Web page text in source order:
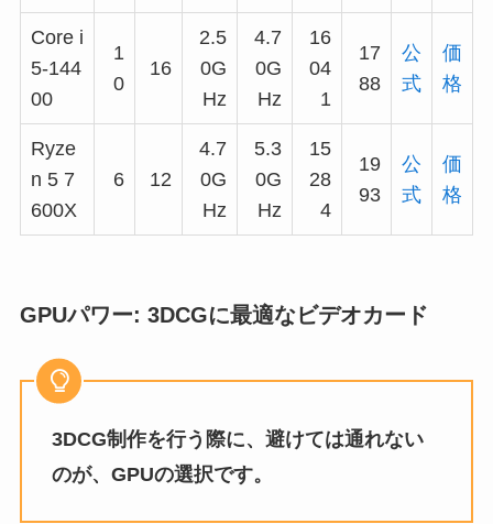
Core i
5-144
00
1
0
16
2.5
0G
Hz
4.7
0G
Hz
16
04
1
17
88
公
式
価
格
Ryze
n 5 7
600X
6 12
4.7
0G
Hz
5.3
0G
Hz
15
28
4
19
93
公
式
価
格
GPUパワー: 3DCGに最適なビデオカード
3DCG制作を行う際に、避けては通れない
のが、GPUの選択です。